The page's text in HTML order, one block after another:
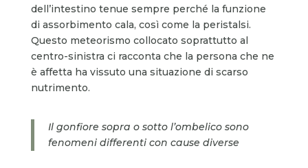
dell’intestino tenue sempre perché la funzione
di assorbimento cala, così come la peristalsi.
Questo meteorismo collocato soprattutto al
centro-sinistra ci racconta che la persona che ne
è affetta ha vissuto una situazione di scarso
nutrimento.
Il gonfiore sopra o sotto l’ombelico sono
fenomeni differenti con cause diverse